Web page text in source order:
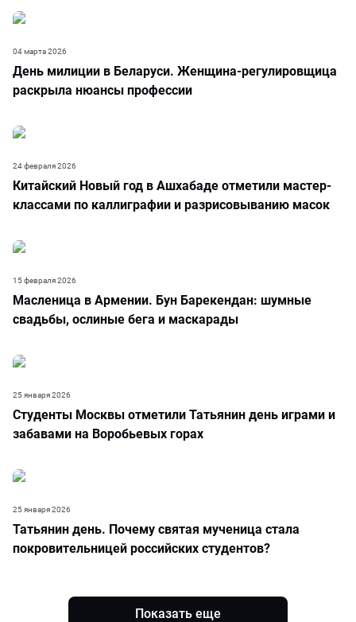
День милиции в Беларуси. Женщина-регулировщица
раскрыла нюансы профессии
04 марта 2026
Китайский Новый год в Ашхабаде отметили мастер-
классами по каллиграфии и разрисовыванию масок
24 февраля 2026
Масленица в Армении. Бун Барекендан: шумные
свадьбы, ослиные бега и маскарады
15 февраля 2026
Студенты Москвы отметили Татьянин день играми и
забавами на Воробьевых горах
25 января 2026
Татьянин день. Почему святая мученица стала
покровительницей российских студентов?
25 января 2026
Показать еще